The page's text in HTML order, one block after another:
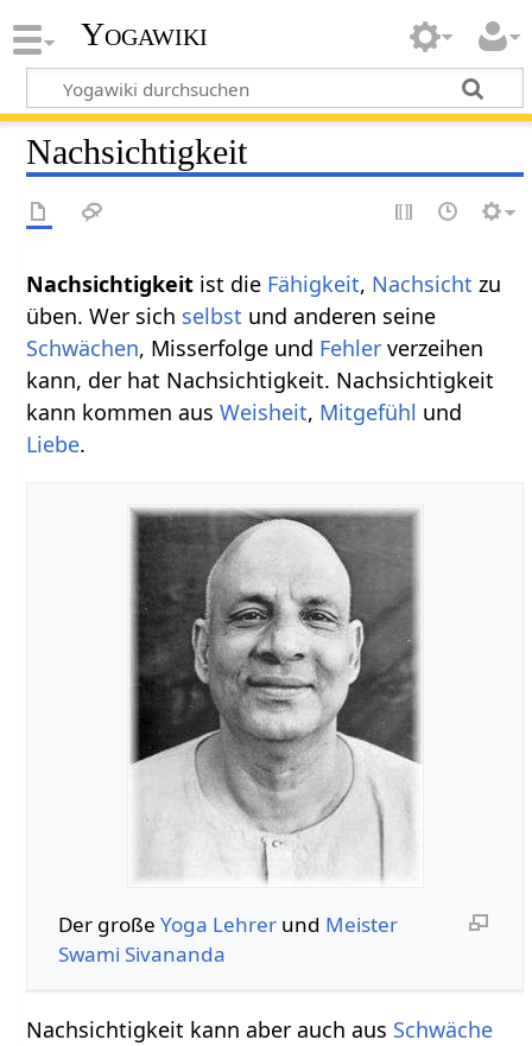
Yogawiki
Nachsichtigkeit
Nachsichtigkeit ist die Fähigkeit, Nachsicht zu
üben. Wer sich selbst und anderen seine
Schwächen, Misserfolge und Fehler verzeihen
kann, der hat Nachsichtigkeit. Nachsichtigkeit
kann kommen ausWeisheit, Mitgefühl und
Liebe.
Der große Yoga Lehrerund Meister
Swami Sivananda
Nachsichtigkeit kann aber auch aus Schwäche